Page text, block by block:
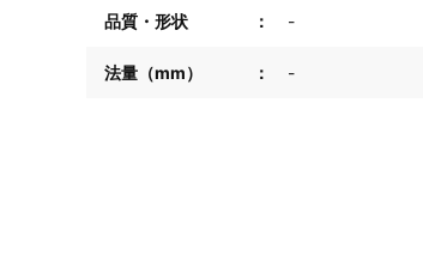
品質・形状 -
法量（mm） -